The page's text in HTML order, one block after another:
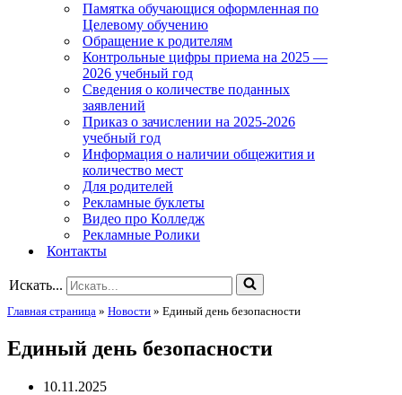
Памятка обучающися оформленная по
Целевому обучению
Обращение к родителям
Контрольные цифры приема на 2025 —
2026 учебный год
Сведения о количестве поданных
заявлений
Приказ о зачислении на 2025-2026
учебный год
Информация о наличии общежития и
количество мест
Для родителей
Рекламные буклеты
Видео про Колледж
Рекламные Ролики
Контакты
Искать...
Главная страница » Новости » Единый день безопасности
Единый день безопасности
10.11.2025